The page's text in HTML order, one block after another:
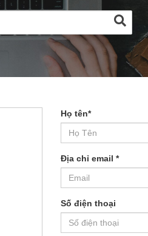
Họ tên*
Địa chỉ email *
Số điện thoại